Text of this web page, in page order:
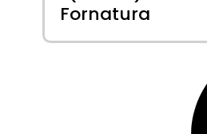
Fornatura